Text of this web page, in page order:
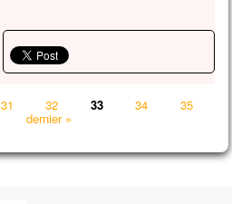
31 32 33 34 35
dernier »